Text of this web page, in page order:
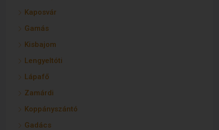
Kaposvár
Gamás
Kisbajom
Lengyeltóti
Lápafő
Zamárdi
Koppányszántó
Gadács